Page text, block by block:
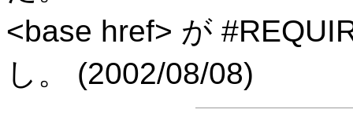
<base href> が
し。 (2002/08/08)